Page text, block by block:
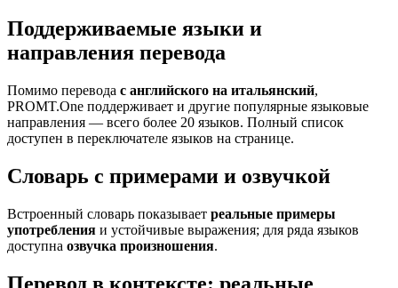
Поддерживаемые языки и
направления перевода
Помимо перевода с английского на итальянский,
PROMT.One поддерживает и другие популярные языковые
направления — всего более 20 языков. Полный список
доступен в переключателе языков на странице.
Словарь с примерами и озвучкой
Встроенный словарь показывает реальные примеры
употребления и устойчивые выражения; для ряда языков
доступна озвучка произношения.